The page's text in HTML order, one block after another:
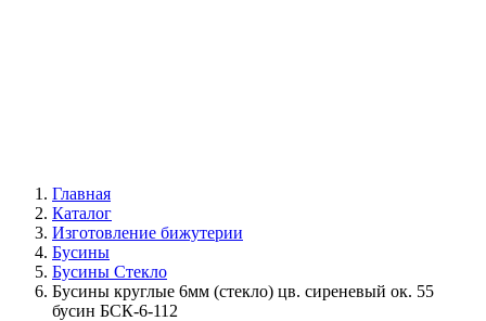
Главная
Каталог
Изготовление бижутерии
Бусины
Бусины Стекло
Бусины круглые 6мм (стекло) цв. сиреневый ок. 55
бусин БСК-6-112